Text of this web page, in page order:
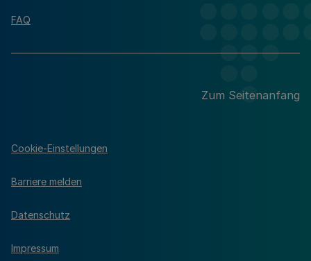
FAQ
Zum Seitenanfang
Cookie-Einstellungen
Barriere melden
Datenschutz
Impressum